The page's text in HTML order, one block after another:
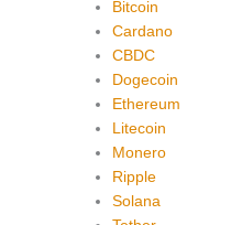
Bitcoin
Cardano
CBDC
Dogecoin
Ethereum
Litecoin
Monero
Ripple
Solana